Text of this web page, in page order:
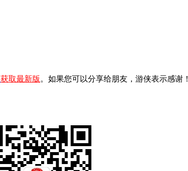
获取最新版 。如果您可以分享给朋友，游侠表示感谢！